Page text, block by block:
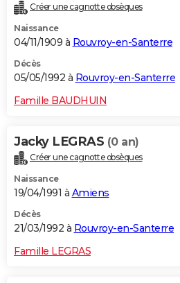
Créer une cagnotte obsèques
Naissance
04/11/1909 à Rouvroy-en-Santerre
Décès
05/05/1992 à Rouvroy-en-Santerre
Famille BAUDHUIN
Jacky LEGRAS (0 an)
Créer une cagnotte obsèques
Naissance
19/04/1991 à Amiens
Décès
21/03/1992 à Rouvroy-en-Santerre
Famille LEGRAS